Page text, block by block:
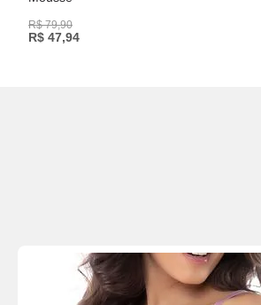
R$ 79,90
R$ 47,94